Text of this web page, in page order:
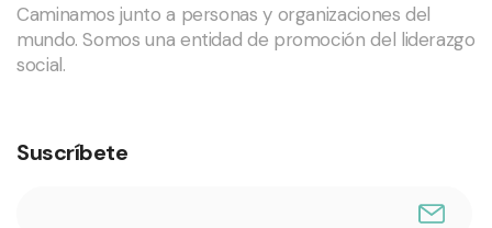
Caminamos junto a personas y organizaciones del
mundo. Somos una entidad de promoción del liderazgo
social.
Suscríbete